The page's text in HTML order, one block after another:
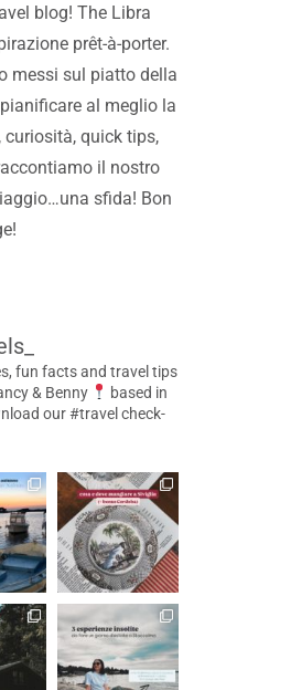
blog! The Libra
prêt-à-porter.
messi sul piatto della
al meglio la
quick tips,
il nostro
sfida! Bon
fun facts and travel tips
& Benny
based in
our #travel check-